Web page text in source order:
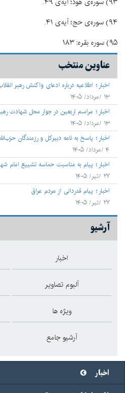
۹۴) سوره‌ى حج؛ آيه‌ى ۴۱.
۹۵) سوره بقره: ۱۸۳
عناوین منتخب
اخبار
اطلاعیه درباره ادعای واکنش رهبر
۱۳ /مرداد/ ۱۴۰۵
اخبار
مراسم اربعین در جوار محل شهادت
۱۳ /مرداد/ ۱۴۰۵
اخبار
پاسخ به نامه دبیرکل و رزمندگان
۴ /مرداد/ ۱۴۰۵
اخبار
پیام به مناسبت حماسه تشییع امام
۲۷ /تیر/ ۱۴۰۵
اخبار
پیام قدردانی از مردم عراق
۲۷ /تیر/ ۱۴۰۵
آرشیو
اخبار
آلبوم تصاویر
ویژه ها
آرشیو جامع
اخبار